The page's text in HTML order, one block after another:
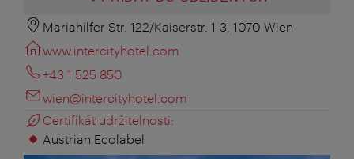
Mariahilfer Str. 122/Kaiserstr. 1-3, 1070 Wien
www.intercityhotel.com
+43 1 525 850
wien@intercityhotel.com
Certifikát udržitelnosti:
Austrian Ecolabel